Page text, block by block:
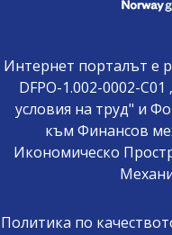
Интернет порталът е
DFPO-1.002-0002-
условия на труд" и
към Финансов
Икономическо
Политика по